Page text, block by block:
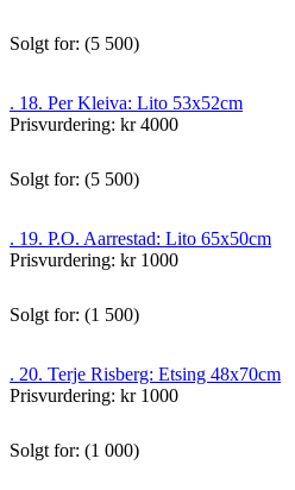
Solgt for: (5 500)
. 18. Per Kleiva: Lito 53x52cm
Prisvurdering: kr 4000
Solgt for: (5 500)
. 19. P.O. Aarrestad: Lito 65x50cm
Prisvurdering: kr 1000
Solgt for: (1 500)
. 20. Terje Risberg: Etsing 48x70cm
Prisvurdering: kr 1000
Solgt for: (1 000)